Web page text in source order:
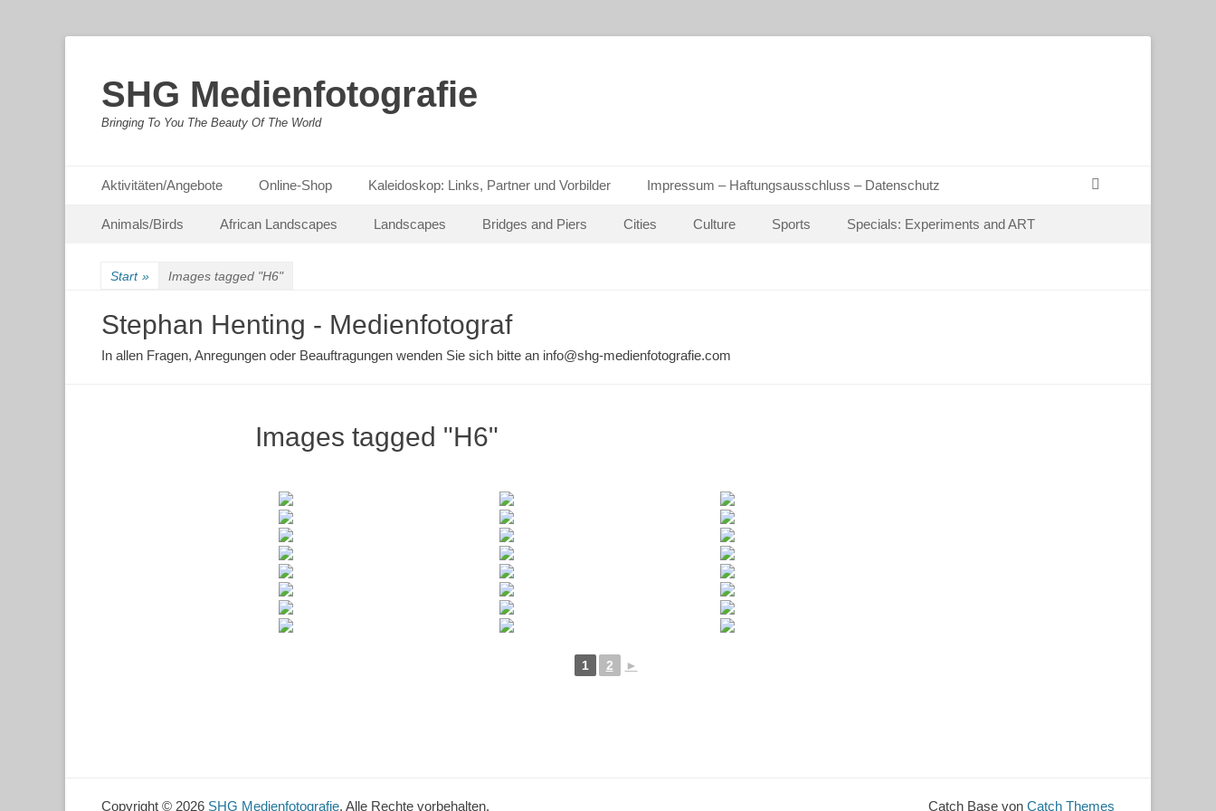
SHG Medienfotografie
Bringing To You The Beauty Of The World
Primäres Menü
Inhalt
Aktivitäten/Angebote Online-Shop Kaleidoskop: Links, Partner und Vorbilder Impressum – Haftungsausschluss – Datenschutz
Sekundäres Menü
Inhalt
Animals/Birds African Landscapes Landscapes Bridges and Piers Cities Culture Sports Specials: Experiments and ART
Start » Images tagged "H6"
Stephan Henting - Medienfotograf
In allen Fragen, Anregungen oder Beauftragungen wenden Sie sich bitte an info@shg-medienfotografie.com
Images tagged "H6"
1 2 ►
Copyright © 2026 SHG Medienfotografie. Alle Rechte vorbehalten. Catch Base von Catch Themes